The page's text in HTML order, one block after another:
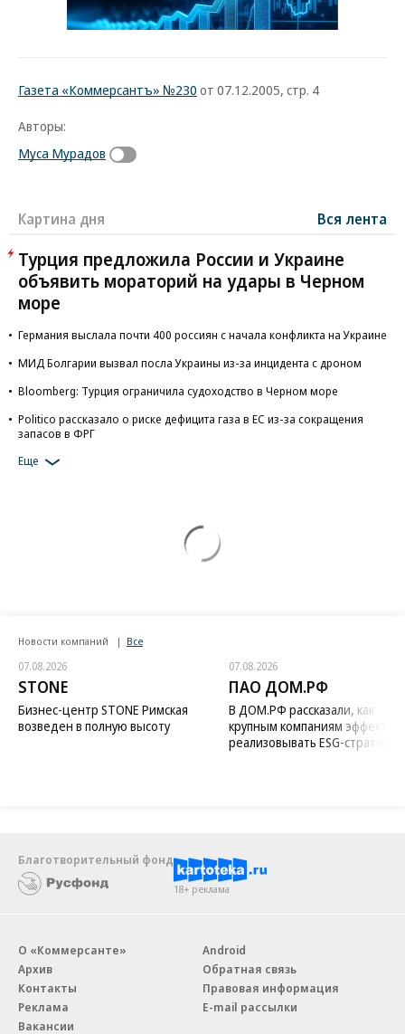
Газета «Коммерсантъ» №230 от 07.12.2005, стр. 4
Авторы:
Муса Мурадов
Картина дня Вся лента
Турция предложила России и Украине
объявить мораторий на удары в Черном
море
Германия выслала почти 400 россиян с начала конфликта на Украине
МИД Болгарии вызвал посла Украины из-за инцидента с дроном
Bloomberg: Турция ограничила судоходство в Черном море
Politico рассказало о риске дефицита газа в ЕС из-за сокращения
запасов в ФРГ
Еще
Новости компаний Все
07.08.2026
STONE
Бизнес-центр STONE Римская
возведен в полную высоту
07.08.2026
ПАО ДОМ.РФ
В ДОМ.РФ рассказали, как
крупным компаниям
реализовывать ESG-стратегию
Благотворительный фонд
18+ реклама
О «Коммерсанте»
Архив
Контакты
Реклама
Вакансии
Android
Обратная связь
Правовая информация
E-mail рассылки